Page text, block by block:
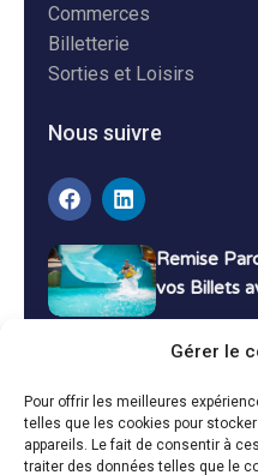
Gérer le
Pour offrir les meilleures
telles que les cookies pour
appareils. Le fait de consentir à
traiter des données telles que le
Commerces
Billetterie
Sorties et Loisirs
Nous suivre
Remise
vos Billets
Bons Plans
Vacances
13 décembre